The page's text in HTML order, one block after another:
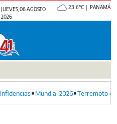
JUEVES, 06 AGOSTO
2026
23.6°C | PANAMÁ
Infidencias Mundial 2026 Terremoto